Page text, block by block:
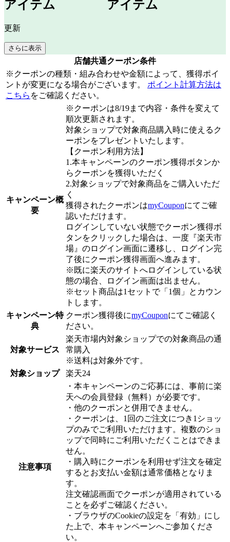
更新
さらに表示
店舗共通クーポン条件
※クーポンの種類・組み合わせや金額によって、獲得ポイ
ントが変更になる場合がございます。 ポイント計算方法は
こちら をご確認ください。
キャンペーン概
要
※クーポンは8/19まで内容・条件を変えて
順次更新されます。
対象ショップで対象商品購入時に使えるク
ーポンをプレゼントいたします。
【クーポン利用方法】
1.本キャンペーンのクーポン獲得ボタンか
らクーポンを獲得いただく
2.対象ショップで対象商品をご購入いただ
く
獲得されたクーポンはmyCouponにてご確
認いただけます。
ログインしていない状態でクーポン獲得ボ
タンをクリックした場合は、一度『楽天市
場』のログイン画面に遷移し、ログイン完
了後にクーポン獲得画面へ進みます。
※既に楽天のサイトへログインしている状
態の場合、ログイン画面は出ません。
※セット商品は1セットで「1個」とカウン
トします。
キャンペーン特
典
クーポン獲得後にmyCouponにてご確認く
ださい。
対象サービス
楽天市場内対象ショップでの対象商品の通
常購入
※送料は対象外です。
対象ショップ
楽天24
注意事項
・本キャンペーンのご応募には、事前に楽
天への会員登録（無料）が必要です。
・他のクーポンと併用できません。
・クーポンは、1回のご注文につき1ショッ
プのみでご利用いただけます。複数のショ
ップで同時にご利用いただくことはできま
せん。
・購入時にクーポンを利用せず注文を確定
するとお支払い金額は通常価格となりま
す。
注文確認画面でクーポンが適用されている
ことを必ずご確認ください。
・ブラウザのCookieの設定を「有効」にし
た上で、本キャンペーンへご参加くださ
い。